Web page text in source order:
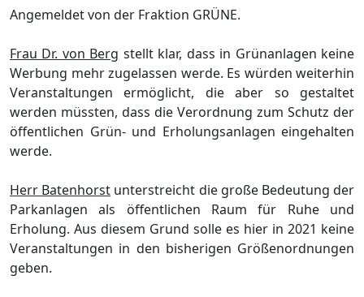
Angemeldet von der Fraktion GRÜNE.
Frau Dr. von Berg stellt klar, dass in Grünanlagen keine
Werbung mehr zugelassen werde. Es würden weiterhin
Veranstaltungen ermöglicht, die aber so gestaltet
werden müssten, dass die Verordnung zum Schutz der
öffentlichen Grün- und Erholungsanlagen eingehalten
werde.
Herr Batenhorst unterstreicht die große Bedeutung der
Parkanlagen als öffentlichen Raum für Ruhe und
Erholung. Aus diesem Grund solle es hier in 2021 keine
Veranstaltungen in den bisherigen Größenordnungen
geben.